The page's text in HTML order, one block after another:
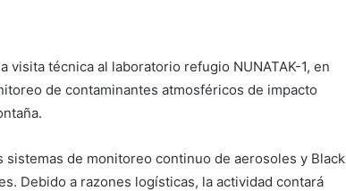
técnica al laboratorio refugio NUNATAK-1, en
de contaminantes atmosféricos de impacto
de monitoreo continuo de aerosoles y Black
Debido a razones logísticas, la actividad contará